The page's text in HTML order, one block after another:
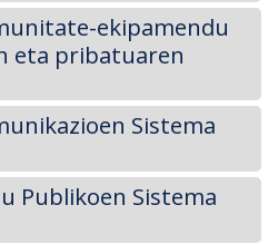
ekipamendu
eta pribatuaren
Sistema
Publikoen Sistema